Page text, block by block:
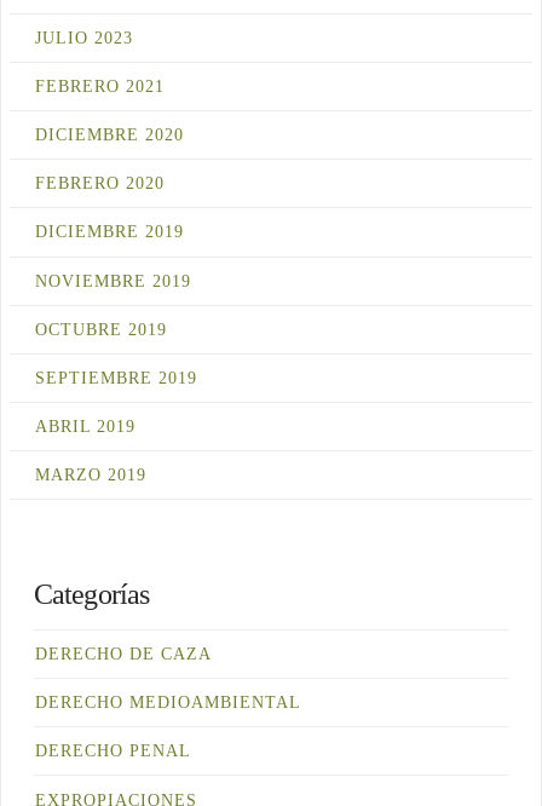
JULIO 2023
FEBRERO 2021
DICIEMBRE 2020
FEBRERO 2020
DICIEMBRE 2019
NOVIEMBRE 2019
OCTUBRE 2019
SEPTIEMBRE 2019
ABRIL 2019
MARZO 2019
Categorías
DERECHO DE CAZA
DERECHO MEDIOAMBIENTAL
DERECHO PENAL
EXPROPIACIONES